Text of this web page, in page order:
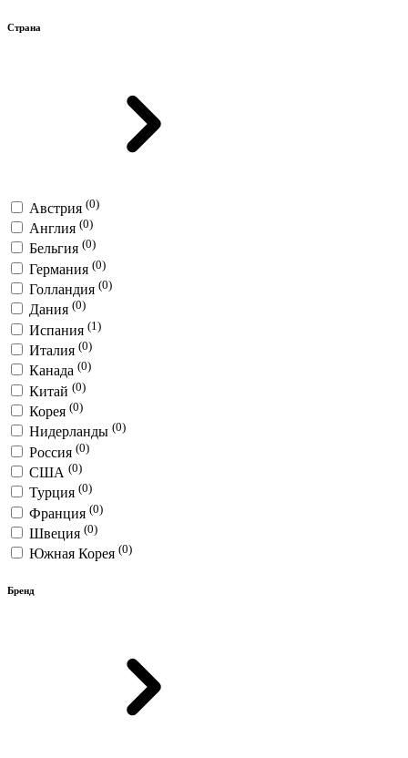
Страна
Австрия (0)
Англия (0)
Бельгия (0)
Германия (0)
Голландия (0)
Дания (0)
Испания (1)
Италия (0)
Канада (0)
Китай (0)
Корея (0)
Нидерланды (0)
Россия (0)
США (0)
Турция (0)
Франция (0)
Швеция (0)
Южная Корея (0)
Бренд